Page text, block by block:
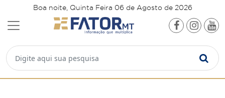
Boa noite, Quinta Feira 06 de Agosto de 2026